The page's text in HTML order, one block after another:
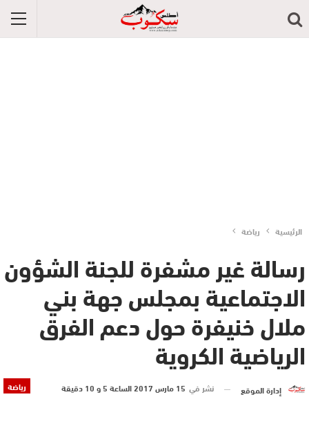
الرئيسية رياضة
رسالة غير مشفرة للجنة الشؤون
الاجتماعية بمجلس جهة بني
ملال خنيفرة حول دعم الفرق
الرياضية الكروية
رياضة إدارة الموقع نشر في 15 مارس 2017 الساعة 5 و 10 دقيقة